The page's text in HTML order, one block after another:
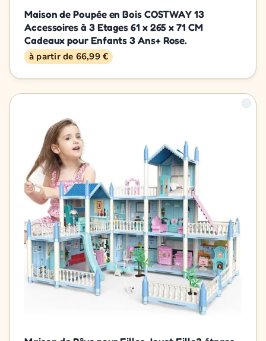
Maison de Poupée en Bois COSTWAY 13
Accessoires à 3 Etages 61 x 265 x 71 CM
Cadeaux pour Enfants 3 Ans+ Rose.
à partir de 66,99 €